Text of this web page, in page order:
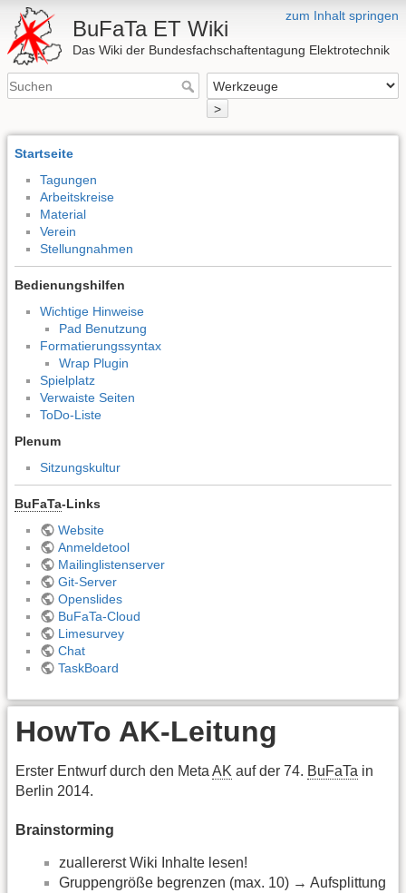
zum Inhalt springen
BuFaTa ET Wiki
Das Wiki der Bundesfachschaftentagung Elektrotechnik
>
Startseite
Tagungen
Arbeitskreise
Material
Verein
Stellungnahmen
Bedienungshilfen
Wichtige Hinweise
Pad Benutzung
Formatierungssyntax
Wrap Plugin
Spielplatz
Verwaiste Seiten
ToDo-Liste
Plenum
Sitzungskultur
BuFaTa-Links
Website
Anmeldetool
Mailinglistenserver
Git-Server
Openslides
BuFaTa-Cloud
Limesurvey
Chat
TaskBoard
HowTo AK-Leitung
Erster Entwurf durch den Meta AK auf der 74. BuFaTa in
Berlin 2014.
Brainstorming
zuallererst Wiki Inhalte lesen!
Gruppengröße begrenzen (max. 10) → Aufsplittung